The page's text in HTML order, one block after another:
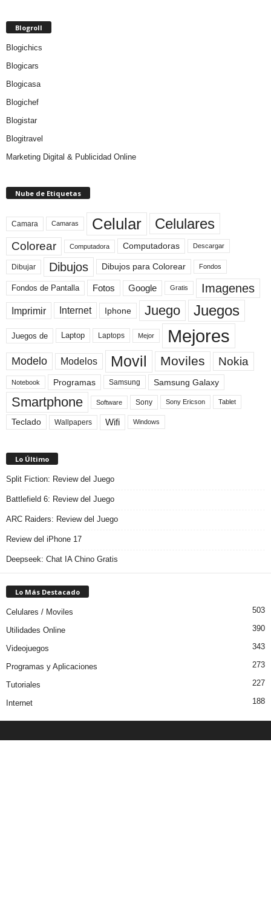
Blogroll
Blogichics
Blogicars
Blogicasa
Blogichef
Blogistar
Blogitravel
Marketing Digital & Publicidad Online
Nube de Etiquetas
Camara Camaras Celular Celulares
Colorear Computadora Computadoras Descargar
Dibujar Dibujos Dibujos para Colorear Fondos
Fondos de Pantalla Fotos Google Gratis Imagenes
Imprimir Internet Iphone Juego Juegos
Juegos de Laptop Laptops Mejor Mejores
Modelo Modelos Movil Moviles Nokia
Notebook Programas Samsung Samsung Galaxy
Smartphone Software Sony Sony Ericson Tablet
Teclado Wallpapers Wifi Windows
Lo Último
Split Fiction: Review del Juego
Battlefield 6: Review del Juego
ARC Raiders: Review del Juego
Review del iPhone 17
Deepseek: Chat IA Chino Gratis
Lo Más Destacado
Celulares / Moviles 503
Utilidades Online 390
Videojuegos 343
Programas y Aplicaciones 273
Tutoriales 227
Internet 188